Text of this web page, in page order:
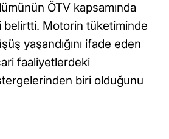
ÖTV kapsamında
belirtti. Motorin tüketiminde
yaşandığını ifade eden
faaliyetlerdeki
biri olduğunu